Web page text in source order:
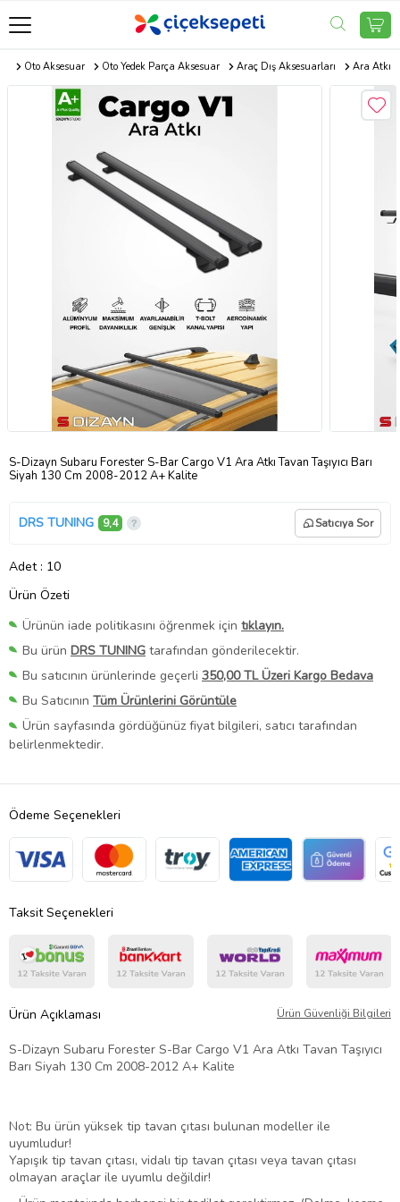
Oto Aksesuar Oto Yedek Parça Aksesuar Araç Dış Aksesuarları Ara Atkı
S-Dizayn Subaru Forester S-Bar Cargo V1 Ara Atkı Tavan Taşıyıcı Barı
Siyah 130 Cm 2008-2012 A+ Kalite
DRS TUNING 9,4 Satıcıya Sor
Adet : 10
Ürün Özeti
Ürünün iade politikasını öğrenmek için tıklayın.
Bu ürün DRS TUNING tarafından gönderilecektir.
Bu satıcının ürünlerinde geçerli 350,00 TL Üzeri Kargo Bedava
Bu Satıcının Tüm Ürünlerini Görüntüle
Ürün sayfasında gördüğünüz fiyat bilgileri, satıcı tarafından
belirlenmektedir.
Ödeme Seçenekleri
Taksit Seçenekleri
Ürün Açıklaması Ürün Güvenliği Bilgileri
S-Dizayn Subaru Forester S-Bar Cargo V1 Ara Atkı Tavan Taşıyıcı
Barı Siyah 130 Cm 2008-2012 A+ Kalite
Not: Bu ürün yüksek tip tavan çıtası bulunan modeller ile
uyumludur!
Yapışık tip tavan çıtası, vidalı tip tavan çıtası veya tavan çıtası
olmayan araçlar ile uyumlu değildir!